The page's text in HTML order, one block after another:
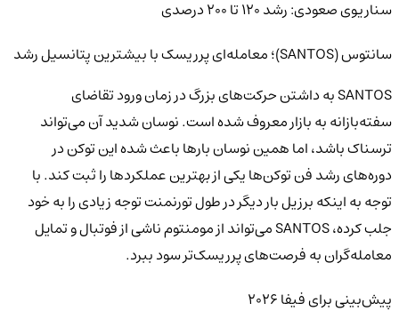
سناریوی صعودی: رشد ۱۲۰ تا ۲۰۰ درصدی
سانتوس (SANTOS)؛ معامله‌ای پرریسک با بیشترین پتانسیل رشد
SANTOS به داشتن حرکت‌های بزرگ در زمان ورود تقاضای
سفته‌بازانه به بازار معروف شده است. نوسان شدید آن می‌تواند
ترسناک باشد، اما همین نوسان بارها باعث شده این توکن در
دوره‌های رشد فن توکن‌ها یکی از بهترین عملکردها را ثبت کند. با
توجه به اینکه برزیل بار دیگر در طول تورنمنت توجه زیادی را به خود
جلب کرده، SANTOS می‌تواند از مومنتوم ناشی از فوتبال و تمایل
معامله‌گران به فرصت‌های پرریسک‌تر سود ببرد.
پیش‌بینی برای فیفا ۲۰۲۶